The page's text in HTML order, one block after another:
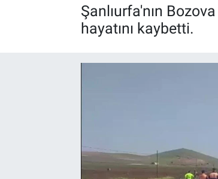
Şanlıurfa'nın
hayatını kaybetti.